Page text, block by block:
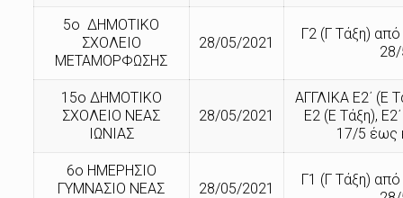
5ο ΔΗΜΟΤΙΚΟ
ΣΧΟΛΕΙΟ
ΜΕΤΑΜΟΡΦΩΣΗΣ
28/05/2021
Γ2 (Γ Τάξη)
15ο ΔΗΜΟΤΙΚΟ
ΣΧΟΛΕΙΟ ΝΕΑΣ
ΙΩΝΙΑΣ
28/05/2021
ΑΓΓΛΙΚΑ Ε2΄ (Ε
Ε2 (Ε Τάξη),
17/5 έως
6ο ΗΜΕΡΗΣΙΟ
ΓΥΜΝΑΣΙΟ ΝΕΑΣ
28/05/2021
Γ1 (Γ Τάξη)